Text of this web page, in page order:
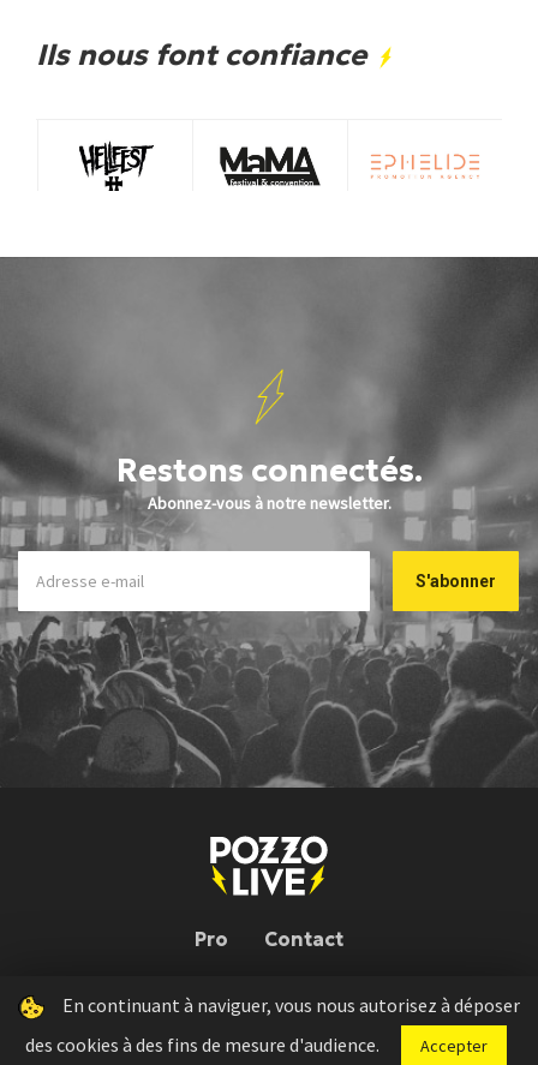
Ils nous font confiance
Restons connectés.
Abonnez-vous à notre newsletter.
Pro Contact
Pozzo Live © 2026 | Conception : Pozzo Team, avec l'aide deBloop
Press kit Règlement concours Mentions légales
En continuant à naviguer, vous nous autorisez à déposer
des cookies à des fins de mesure d'audience.
Accepter